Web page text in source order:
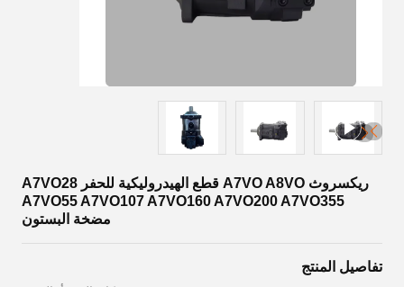
ريكسروث A7VO A8VO قطع الهيدروليكية للحفر A7VO28
A7VO55 A7VO107 A7VO160 A7VO200 A7VO355
مضخة البستون
تفاصيل المنتج